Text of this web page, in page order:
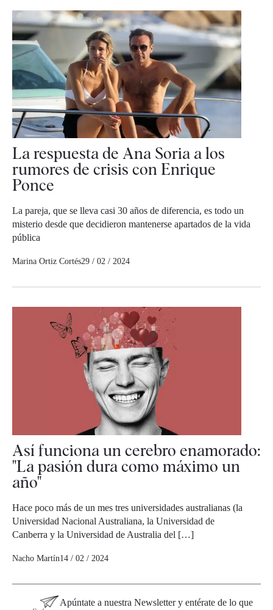
La respuesta de Ana Soria a los
rumores de crisis con Enrique
Ponce
La pareja, que se lleva casi 30 años de diferencia, es todo un
misterio desde que decidieron mantenerse apartados de la vida
pública
Marina Ortiz Cortés29 / 02 / 2024
Así funciona un cerebro enamorado:
"La pasión dura como máximo un
año"
Hace poco más de un mes tres universidades australianas (la
Universidad Nacional Australiana, la Universidad de
Canberra y la Universidad de Australia del […]
Nacho Martín14 / 02 / 2024
Apúntate a nuestra Newsletter y entérate de lo que